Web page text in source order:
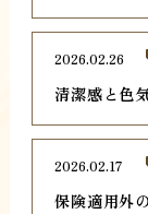
清潔感と色
2026.02.26
保険適用外
2026.02.17